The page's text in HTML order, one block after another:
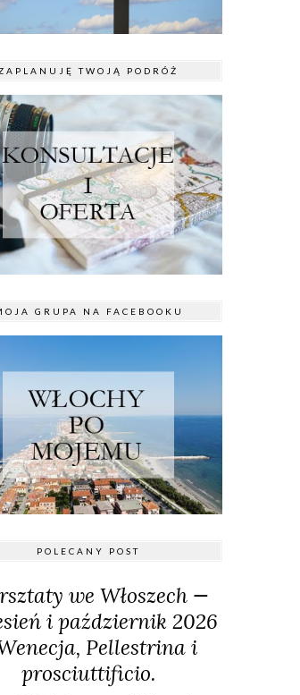
TWOJĄ PODRÓŻ
GRUPA NA FACEBOOKU
POLECANY POST
we Włoszech —
i październik 2026
Pellestrina i
prosciuttificio.